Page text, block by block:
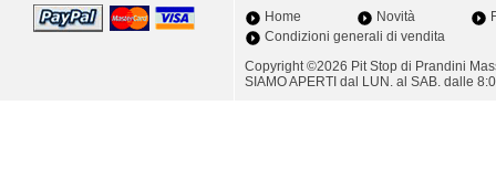
Home Novità
Condizioni generali di vendita
Copyright ©2026 Pit Stop di Prandini
SIAMO APERTI dal LUN. al SAB. dalle